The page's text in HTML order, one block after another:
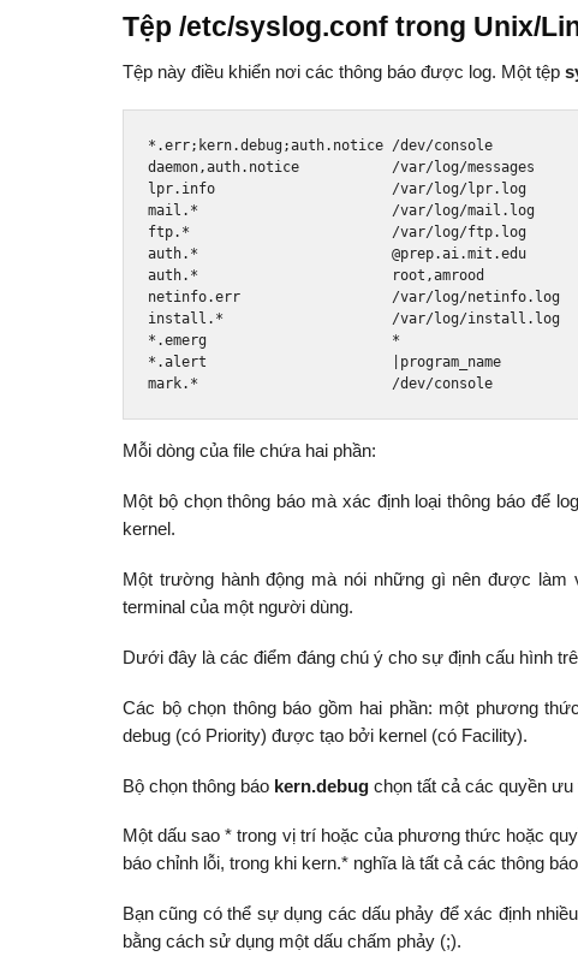
Tệp /etc/syslog.conf trong Unix/
Tệp này điều khiển nơi các thông báo được log. Một tệp
*.err; kern.debug;auth. notice /dev/console
daemon ,auth. notice /var/log/messages
lpr. info /var/log/lpr. log
mail .* /var/log/mail . log
ftp.* /var/log/ftp. log
auth.* @prep.ai .mit .edu
auth.*
                       root
,amrood
netinfo.err /var/log/netinfo. log
install .* /var/log/install .
*.emerg *
*.alert
program_name
mark.* /dev/console
Mỗi dòng của file chứa hai phần:
Một bộ chọn thông báo mà xác định loại thông báo để
kernel.
Một trường hành động mà nói những gì nên được
terminal của một người dùng.
Dưới đây là các điểm đáng chú ý cho sự định cấu hình
Các bộ chọn thông báo gồm hai phần: một phương
debug (có Priority) được tạo bởi kernel (có Facility).
Bộ chọn thông báo kern.debug chọn tất cả các quyền
Một dấu sao * trong vị trí hoặc của phương thức hoặc
báo chỉnh lỗi, trong khi kern.* nghĩa là tất cả các thông
Bạn cũng có thể sự dụng các dấu phảy để xác định
bằng cách sử dụng một dấu chấm phảy (;).